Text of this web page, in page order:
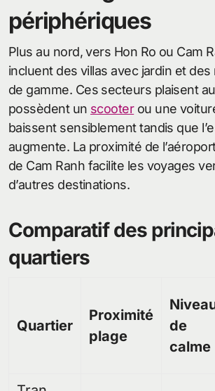
périphériques
Plus au nord, vers Hon Ro ou Cam
incluent des villas avec jardin et
de gamme. Ces secteurs plaisent
possèdent un scooterou une
baissent sensiblement tandis que
augmente. La proximité de
de Cam Ranh facilite les voyages
d’autres destinations.
Comparatif des
quartiers
Quartier
Proximité
plage
de
calme